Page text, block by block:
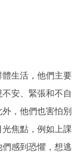
生活，他們主要
安、緊張和不自
，他們也害怕別
焦點，例如上課
感到恐懼，想逃